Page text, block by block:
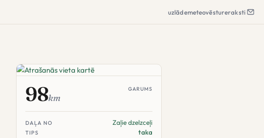
uzlādemeteovēstureraksti
98km
GARUMS
DAĻA NO Zaļie dzelzceļi
TIPS taka